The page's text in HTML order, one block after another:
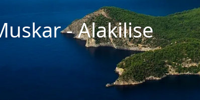
- Alakilise